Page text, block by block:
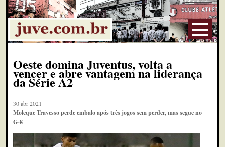
Oeste domina Juventus, volta a
vencer e abre vantagem na liderança
da Série A2
30 abr 2021
Moleque Travesso perde embalo após três jogos sem perder, mas segue no
G-8